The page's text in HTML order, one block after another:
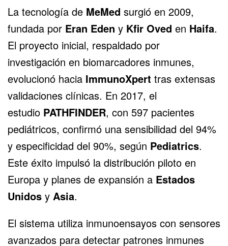
La tecnología de MeMed surgió en 2009,
fundada por Eran Eden y Kfir Oved en Haifa.
El proyecto inicial, respaldado por
investigación en biomarcadores inmunes,
evolucionó hacia ImmunoXpert tras extensas
validaciones clínicas. En 2017, el
estudio PATHFINDER, con 597 pacientes
pediátricos, confirmó una sensibilidad del 94%
y especificidad del 90%, según Pediatrics.
Este éxito impulsó la distribución piloto en
Europa y planes de expansión a Estados
Unidos y Asia.
El sistema utiliza inmunoensayos con sensores
avanzados para detectar patrones inmunes